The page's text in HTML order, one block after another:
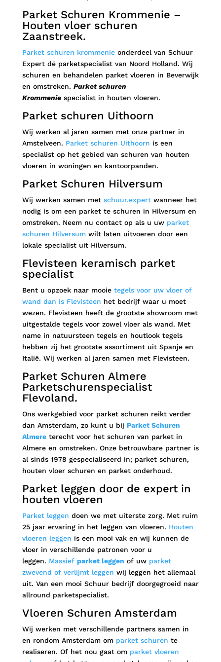
Parket Schuren Krommenie –
Houten vloer schuren
Zaanstreek.
Parket schuren krommenieonderdeel van Schuur
Expert dé parketspecialist van Noord Holland. Wij
schuren en behandelen parket vloeren in Beverwijk
en omstreken. Parket schuren
Krommeniespecialist in houten vloeren.
Parket schuren Uithoorn
Wij werken al jaren samen met onze partner in
Amstelveen. Parket schuren Uithoorn is een
specialist op het gebied van schuren van houten
vloeren in woningen en kantoorpanden.
Parket Schuren Hilversum
Wij werken samen met schuur.expertwanneer het
nodig is om een parket te schuren in Hilversum en
omstreken. Neem nu contact op als u uw parket
schuren Hilversum wilt laten uitvoeren door een
lokale specialist uit Hilversum.
Flevisteen keramisch parket
specialist
Bent u opzoek naar mooie tegels voor uw vloer of
wand dan is Flevisteen het bedrijf waar u moet
wezen. Flevisteen heeft de grootste showroom met
uitgestalde tegels voor zowel vloer als wand. Met
name in natuursteen tegels en houtlook tegels
hebben zij het grootste assortiment uit Spanje en
Italië. Wij werken al jaren samen met Flevisteen.
Parket Schuren Almere
Parketschurenspecialist
Flevoland.
Ons werkgebied voor parket schuren reikt verder
dan Amsterdam, zo kunt u bij Parket Schuren
Almereterecht voor het schuren van parket in
Almere en omstreken. Onze betrouwbare partner is
al sinds 1978 gespecialiseerd in; parket schuren,
houten vloer schuren en parket onderhoud.
Parket leggen door de expert in
houten vloeren
Parket leggen doen we met uiterste zorg. Met ruim
25 jaar ervaring in het leggen van vloeren. Houten
vloeren leggen is een mooi vak en wij kunnen de
vloer in verschillende patronen voor u
leggen. Massief parket leggen of uw parket
zwevend of verlijmt leggen wij leggen het allemaal
uit. Van een mooi Schuur bedrijf doorgegroeid naar
allround parketspecialist.
Vloeren Schuren Amsterdam
Wij werken met verschillende partners samen in
en rondom Amsterdam om parket schuren te
realiseren. Of het nou gaat om parket vloeren